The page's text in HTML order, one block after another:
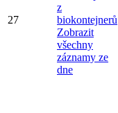
27
z
biokontejnerů
Zobrazit
všechny
záznamy ze
dne